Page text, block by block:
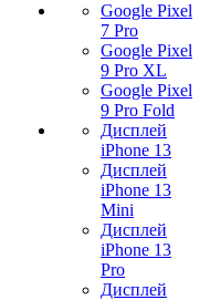
Google Pixel
7 Pro
Google Pixel
9 Pro XL
Google Pixel
9 Pro Fold
Дисплей
iPhone 13
Дисплей
iPhone 13
Mini
Дисплей
iPhone 13
Pro
Дисплей